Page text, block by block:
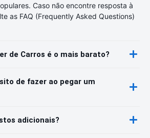
Caso não encontre resposta à
as FAQ (Frequently Asked Questions)
de Carros é o mais barato?
de fazer ao pegar um
adicionais?